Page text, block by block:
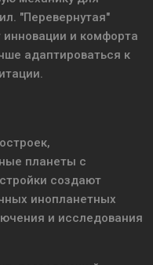
"Перевернутая"
инновации и комфорта
адаптироваться к
планеты с
создают
инопланетных
и исследования